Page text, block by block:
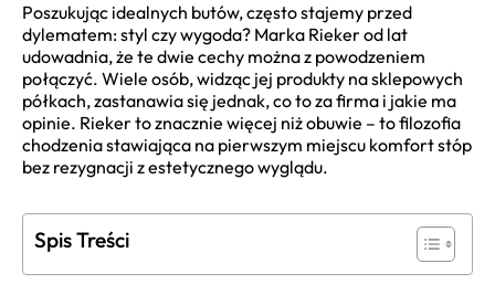
Poszukując idealnych butów, często stajemy przed
dylematem: styl czy wygoda? Marka Rieker od lat
udowadnia, że te dwie cechy można z powodzeniem
połączyć. Wiele osób, widząc jej produkty na sklepowych
półkach, zastanawia się jednak, co to za firma i jakie ma
opinie. Rieker to znacznie więcej niż obuwie – to filozofia
chodzenia stawiająca na pierwszym miejscu komfort stóp
bez rezygnacji z estetycznego wyglądu.
Spis Treści